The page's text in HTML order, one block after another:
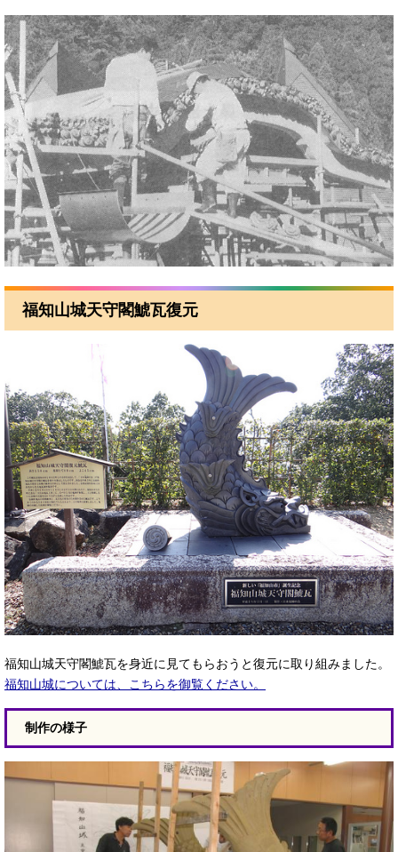
福知山城天守閣鯱瓦復元
福知山城天守閣鯱瓦を身近に見てもらおうと復元に取り組みました。
福知山城については、こちらを御覧ください。
制作の様子